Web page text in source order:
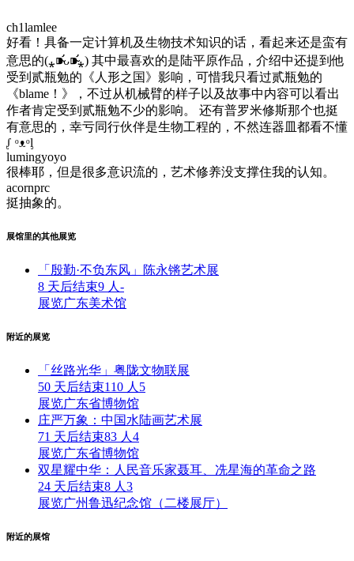
ch1lamlee
好看！具备一定计算机及生物技术知识的话，看起来还是蛮有
意思的(⁎⁍̴̛ᴗ⁍̴̛⁎) 其中最喜欢的是陆平原作品，介绍中还提到他
受到贰瓶勉的《人形之国》影响，可惜我只看过贰瓶勉的
《blame！》，不过从机械臂的样子以及故事中内容可以看出
作者肯定受到贰瓶勉不少的影响。 还有普罗米修斯那个也挺
有意思的，幸亏同行伙伴是生物工程的，不然连器皿都看不懂
ᶘ ᵒᴥᵒᶅ
lumingyoyo
很棒耶，但是很多意识流的，艺术修养没支撑住我的认知。
acornprc
挺抽象的。
展馆里的其他展览
「殷勤·不负东风」陈永锵艺术展
8 天后结束9 人 -
展览广东美术馆
附近的展览
「丝路光华」粤陇文物联展
50 天后结束110 人 5
展览广东省博物馆
庄严万象：中国水陆画艺术展
71 天后结束83 人 4
展览广东省博物馆
双星耀中华：人民音乐家聂耳、冼星海的革命之路
24 天后结束8 人 3
展览广州鲁迅纪念馆（二楼展厅）
附近的展馆